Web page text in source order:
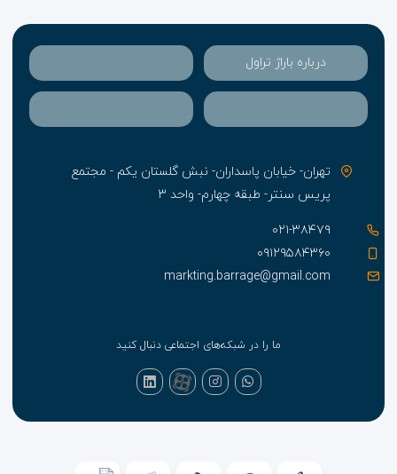
درباره باراژ تراول
تهران- خیابان پاسداران- نبش گلستان یکم - مجتمع
پریس سنتر- طبقه چهارم- واحد ۳
۰۲۱-۳۸۴۷۹
۰۹۱۲۹۵۸۴۳۶۰
markting.barrage@gmail.com
ما را در شبکه‌های اجتماعی دنبال کنید